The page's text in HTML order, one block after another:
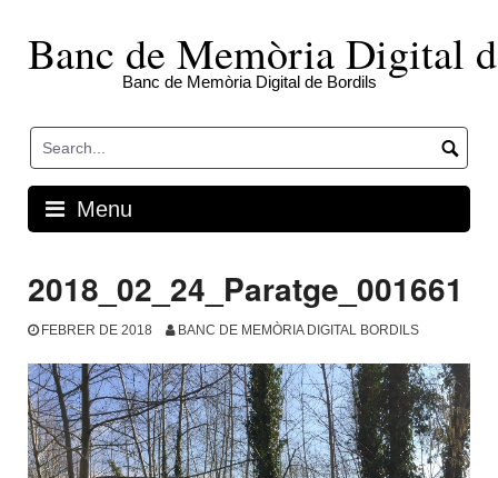
contentBanc de Memòria Digital
Banc de Memòria Digital de Bordils
Menu
2018_02_24_Paratge_001661
FEBRER DE 2018 BANC DE MEMÒRIA DIGITAL BORDILS